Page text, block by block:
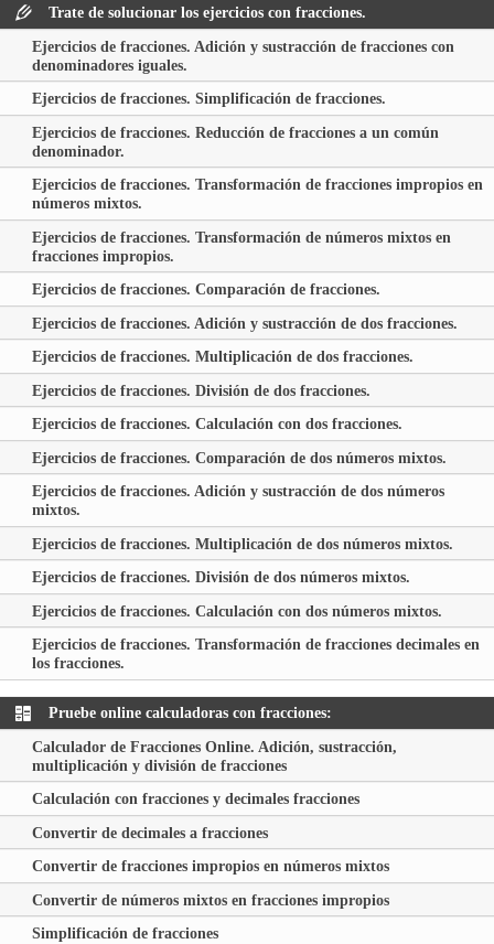
Trate de solucionar los ejercicios con fracciones.
Ejercicios de fracciones. Adición y sustracción de fracciones con
denominadores iguales.
Ejercicios de fracciones. Simplificación de fracciones.
Ejercicios de fracciones. Reducción de fracciones a un común
denominador.
Ejercicios de fracciones. Transformación de fracciones impropios en
números mixtos.
Ejercicios de fracciones. Transformación de números mixtos en
fracciones impropios.
Ejercicios de fracciones. Comparación de fracciones.
Ejercicios de fracciones. Adición y sustracción de dos fracciones.
Ejercicios de fracciones. Multiplicación de dos fracciones.
Ejercicios de fracciones. División de dos fracciones.
Ejercicios de fracciones. Calculación con dos fracciones.
Ejercicios de fracciones. Comparación de dos números mixtos.
Ejercicios de fracciones. Adición y sustracción de dos números
mixtos.
Ejercicios de fracciones. Multiplicación de dos números mixtos.
Ejercicios de fracciones. División de dos números mixtos.
Ejercicios de fracciones. Calculación con dos números mixtos.
Ejercicios de fracciones. Transformación de fracciones decimales en
los fracciones.
Pruebe online calculadoras con fracciones:
Calculador de Fracciones Online. Adición, sustracción,
multiplicación y división de fracciones
Calculación con fracciones y decimales fracciones
Convertir de decimales a fracciones
Convertir de fracciones impropios en números mixtos
Convertir de números mixtos en fracciones impropios
Simplificación de fracciones